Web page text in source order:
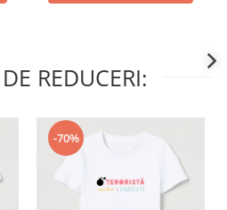
REDUCERI:
-70%